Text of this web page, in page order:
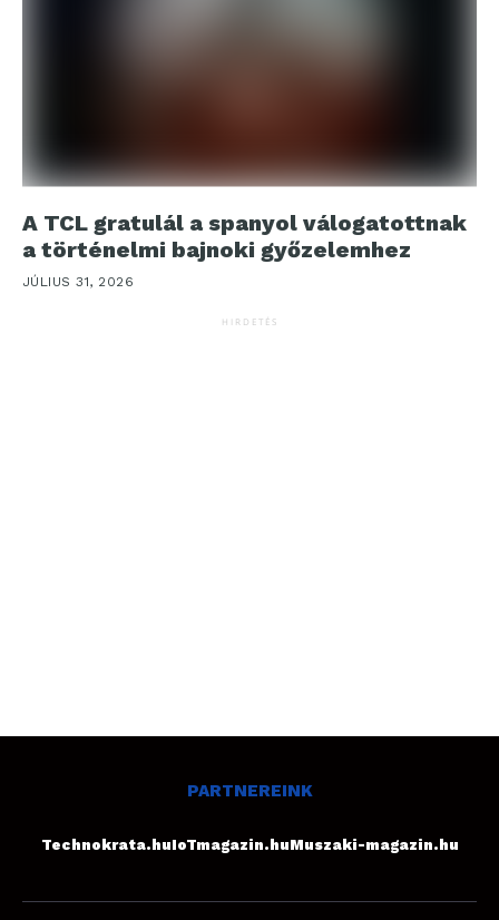
A TCL gratulál a spanyol válogatottnak
a történelmi bajnoki győzelemhez
JÚLIUS 31, 2026
HIRDETÉS
PARTNEREINK
Technokrata.huIoTmagazin.huMuszaki-magazin.hu